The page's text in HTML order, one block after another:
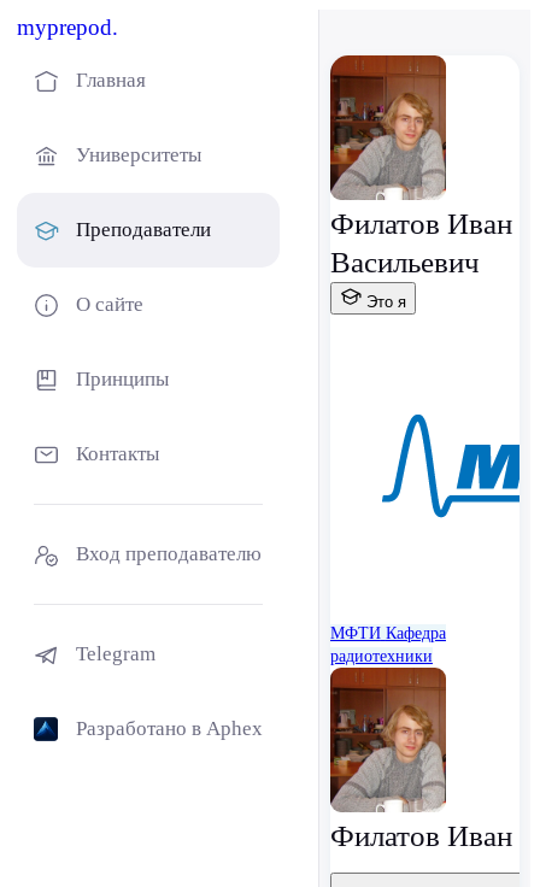
myprepod.
Главная
Университеты
Преподаватели
О сайте
Принципы
Контакты
Вход преподавателю
Telegram
Разработано в Aphex
Филатов Иван
Васильевич
Это я
МФТИ Кафедра
радиотехники
Филатов Иван